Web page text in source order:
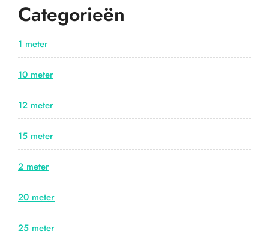
Categorieën
1 meter
10 meter
12 meter
15 meter
2 meter
20 meter
25 meter